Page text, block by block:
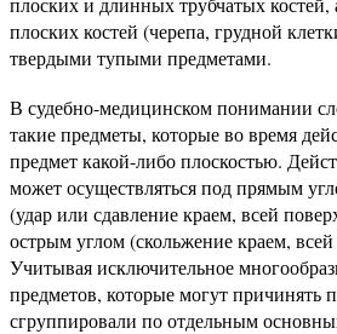
плоских костей (черепа, груд­ной
твердыми тупыми пред­метами.
В судебно-медицинском понимании
такие предметы, которые во время
предмет какой-либо плоскостью.
может осуществляться под прямым
(удар или сдавление кра­ем, всей
острым углом (скольжение краем,
Учитывая ис­ключительное
предметов, которые могут причинять
сгруппировали по отдельным